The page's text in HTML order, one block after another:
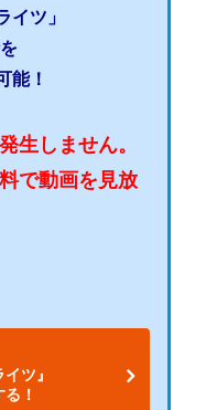
イツ」
能！
生しません。
で動画を見放
ツ』
！